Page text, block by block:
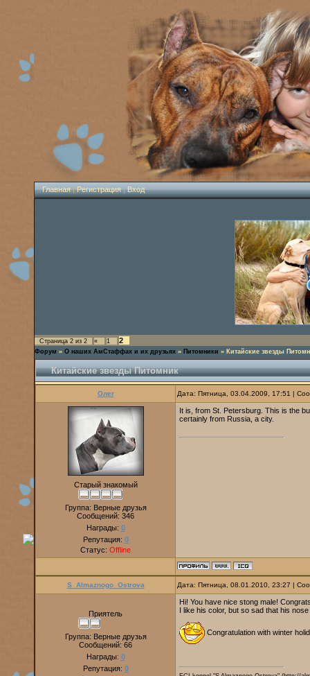
Главная|Регистрация|Вход
Страница 2 из 2 « 1 2
Форум » О наших АмСтаффах и их друзьях » Питомники » Китайские звезды
Китайские звезды Питомник
Олег Дата: Пятница, 03.04.2009, 17:51 |
Старый знакомый
Группа: Верные друзья
Сообщений: 346
Награды: 0
Репутация: 0
Статус: Offline
It is, from St. Petersburg. This is the
certainly from Russia, a city.
S_Almaznogo_Ostrova Дата: Пятница, 08.01.2010, 23:27 |
Приятель
Группа: Верные друзья
Сообщений: 66
Награды: 0
Репутация: 0
Hi! You have nice stong male!
I like his color, but so sad that his
Congratulation with winter